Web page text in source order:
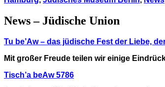
News – Jüdische Union
Tu be’Aw – das jüdische Fest der Liebe,
Mit großer Freude teilen wir einige
Tisch’a beAw 5786